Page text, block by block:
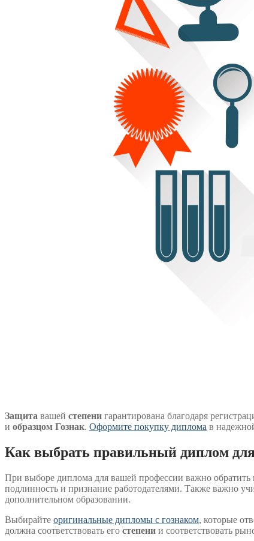
Защита вашей степени гарантирована благодаря
и образцом Гознак. Оформите покупку диплома в
Как выбрать правильный диплом
При выборе дипломa для вашей профессии важно
подлинность и признание работодателями. Также важно
дополнительном образовании.
Выбирайте оригинальные дипломы с гознаком, которые
должна соответствовать его степени и соответствовать